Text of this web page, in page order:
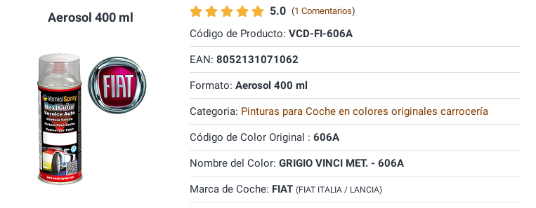
Aerosol 400 ml 5.0 (1 Comentarios)
Código de Producto: VCD-FI-606A
EAN: 8052131071062
Formato: Aerosol 400 ml
Categoria: Pinturas para Coche en colores originales carrocería
Código de Color Original : 606A
Nombre del Color: GRIGIO VINCI MET. - 606A
Marca de Coche: FIAT (FIAT ITALIA / LANCIA)